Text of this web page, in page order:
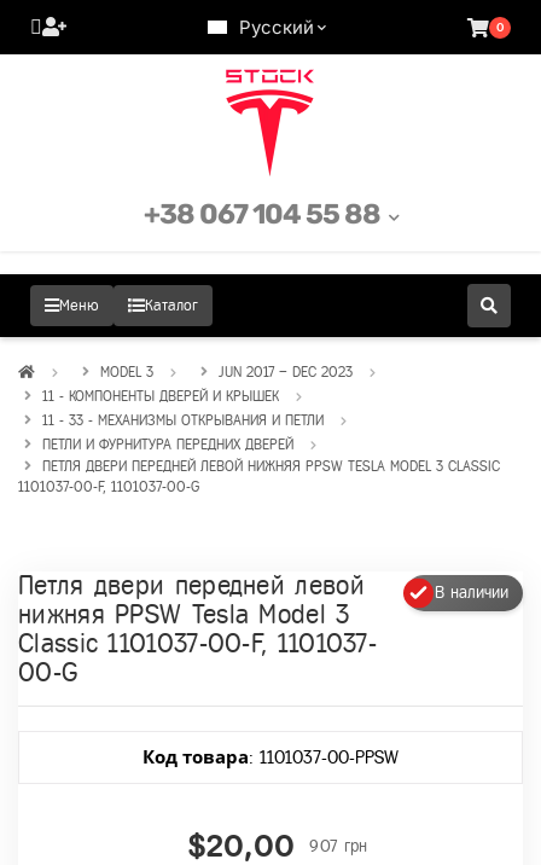
Русский 0
Меню Каталог
+38 067 104 55 88
MODEL 3
JUN 2017 – DEC 2023
11 - КОМПОНЕНТЫ ДВЕРЕЙ И КРЫШЕК
11 - 33 - МЕХАНИЗМЫ ОТКРЫВАНИЯ И ПЕТЛИ
ПЕТЛИ И ФУРНИТУРА ПЕРЕДНИХ ДВЕРЕЙ
ПЕТЛЯ ДВЕРИ ПЕРЕДНЕЙ ЛЕВОЙ НИЖНЯЯ PPSW TESLA MODEL 3 CLASSIC
1101037-00-F, 1101037-00-G
В наличии
Петля двери передней левой
нижняя PPSW Tesla Model 3
Classic 1101037-00-F, 1101037-
00-G
Код товара: 1101037-00-PPSW
$20,00 907 грн